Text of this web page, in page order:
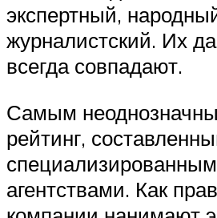
экспертный,
журналистский. Их
всегда совпадают.
Самым
рейтинг,
агентствами. Как